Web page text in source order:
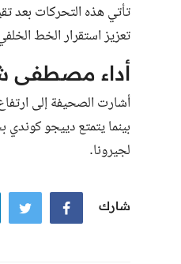
تأتي هذه التحركات بعد
تعزيز استقرار الخط
أداء مصطفى
أشارت الصحيفة إلى
بينما يتمتع دييجو
لجيرونا.
شارك